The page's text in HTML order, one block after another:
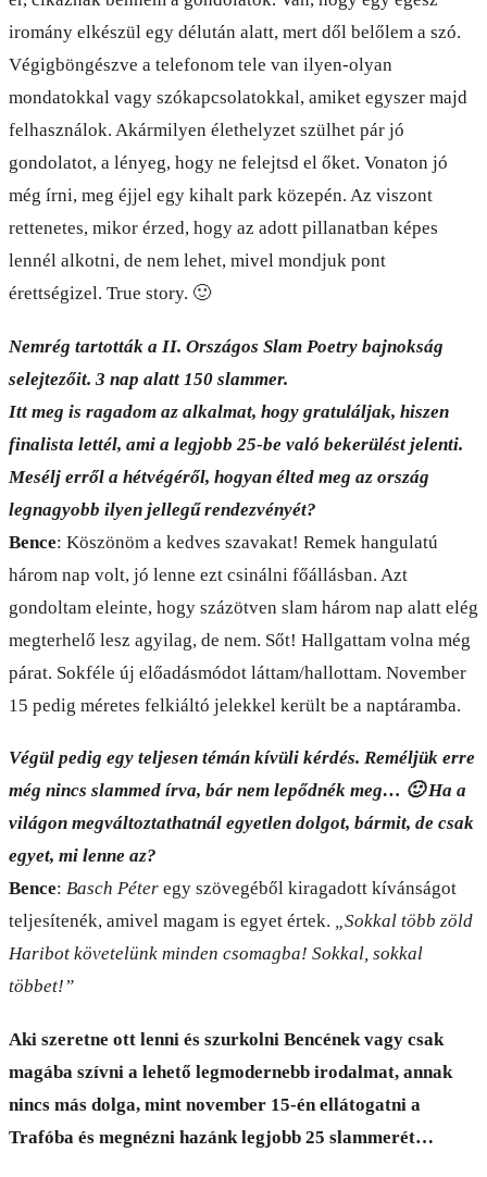
iromány elkészül egy délután alatt, mert dől belőlem a szó.
Végigböngészve a telefonom tele van ilyen-olyan
mondatokkal vagy szókapcsolatokkal, amiket egyszer majd
felhasználok. Akármilyen élethelyzet szülhet pár jó
gondolatot, a lényeg, hogy ne felejtsd el őket. Vonaton jó
még írni, meg éjjel egy kihalt park közepén. Az viszont
rettenetes, mikor érzed, hogy az adott pillanatban képes
lennél alkotni, de nem lehet, mivel mondjuk pont
érettségizel. True story. 🙂
Nemrég tartották a II. Országos Slam Poetry bajnokság
selejtezőit. 3 nap alatt 150 slammer.
Itt meg is ragadom az alkalmat, hogy gratuláljak, hiszen
finalista lettél, ami a legjobb 25-be való bekerülést jelenti.
Mesélj erről a hétvégéről, hogyan élted meg az ország
legnagyobb ilyen jellegű rendezvényét?
Bence: Köszönöm a kedves szavakat! Remek hangulatú
három nap volt, jó lenne ezt csinálni főállásban. Azt
gondoltam eleinte, hogy százötven slam három nap alatt elég
megterhelő lesz agyilag, de nem. Sőt! Hallgattam volna még
párat. Sokféle új előadásmódot láttam/hallottam. November
15 pedig méretes felkiáltó jelekkel került be a naptáramba.
Végül pedig egy teljesen témán kívüli kérdés. Reméljük erre
még nincs slammed írva, bár nem lepődnék meg… 🙂 Ha a
világon megváltoztathatnál egyetlen dolgot, bármit, de csak
egyet, mi lenne az?
Bence: Basch Péter egy szövegéből kiragadott kívánságot
teljesítenék, amivel magam is egyet értek. „Sokkal több zöld
Haribot követelünk minden csomagba! Sokkal, sokkal
többet!”
Aki szeretne ott lenni és szurkolni Bencének vagy csak
magába szívni a lehető legmodernebb irodalmat, annak
nincs más dolga, mint november 15-én ellátogatni a
Trafóba és megnézni hazánk legjobb 25 slammerét…